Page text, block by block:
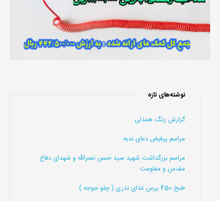
نوشته‌های تازه
گزارش زنگ همدلی
مراسم پرفیض دعای ندبه
مراسم بزرگداشت شهید سید حسن نصرالله و شهدای دفاع
مقدس و مقاومت
طبخ 450 پرس غذای نذری ( چلو جوجه )